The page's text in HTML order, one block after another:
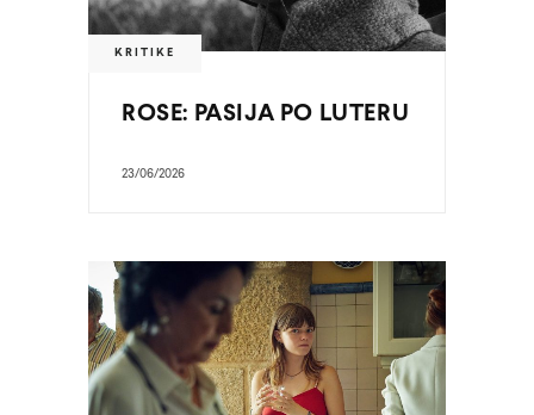
KRITIKE
ROSE: PASIJA PO LUTERU
23/06/2026